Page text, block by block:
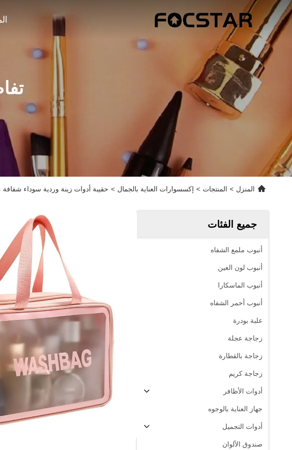
المنزل > المنتجات > إكسسوارات العناية بالجمال > حقيبة أدوات زينة وردية سوداء
جميع الفئات
أنبوب ملمع الشفاه
أنبوب لون العين
أنبوب الماسكارا
أنبوب أحمر الشفاه
علبة بودرة
زجاجة عجلة
زجاجة بالقطارة
زجاجة كريم
أدوات الأظافر
جهاز العناية بالوجوه
أدوات التجميل
صندوق الألوان